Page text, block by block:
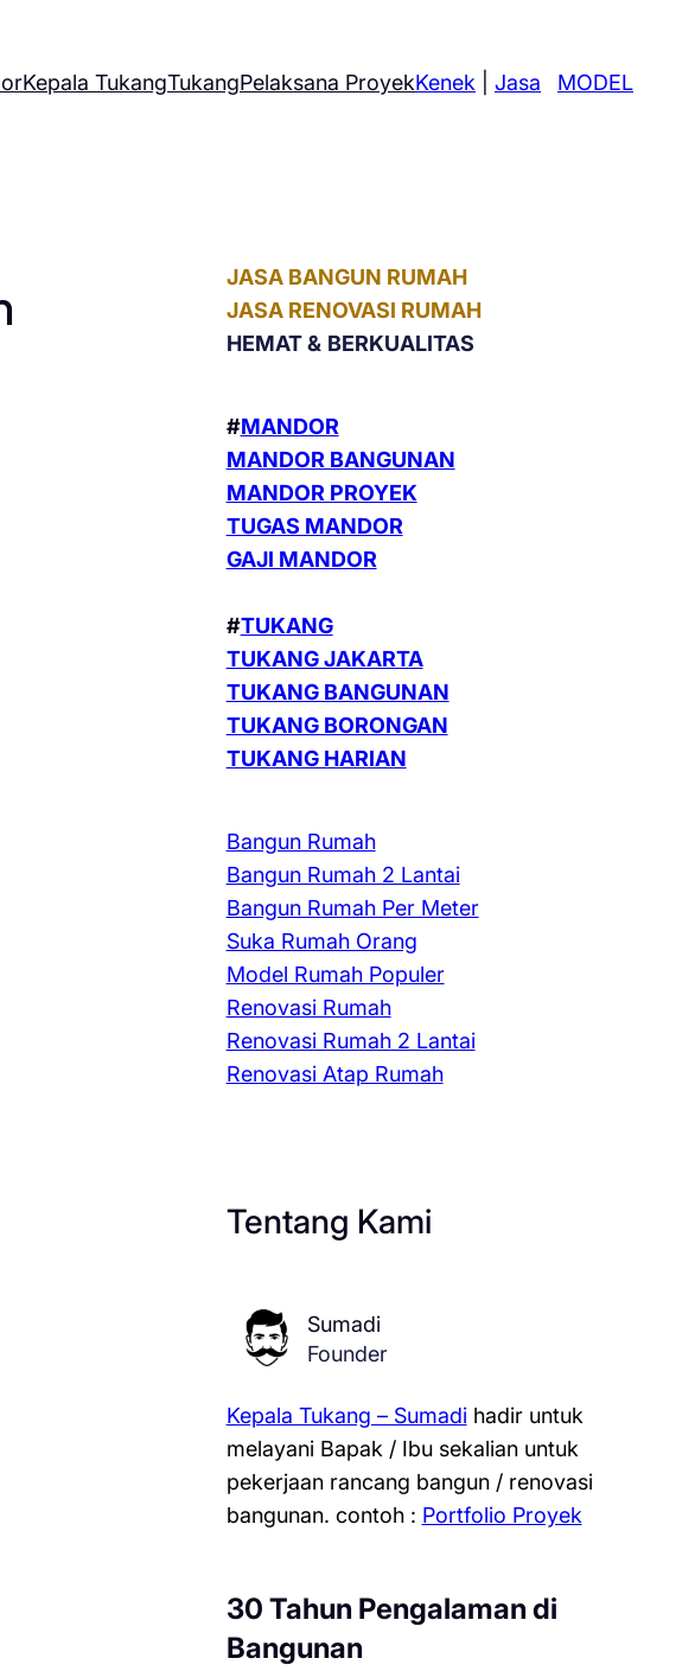
Kepala TukangTukangPelaksana ProyekKenek |Jasa MODEL
JASA BANGUN RUMAH
JASA RENOVASI RUMAH
HEMAT & BERKUALITAS
#MANDOR
MANDOR BANGUNAN
MANDOR PROYEK
TUGAS MANDOR
GAJI MANDOR
#TUKANG
TUKANG JAKARTA
TUKANG BANGUNAN
TUKANG BORONGAN
TUKANG HARIAN
Bangun Rumah
Bangun Rumah 2 Lantai
Bangun Rumah Per Meter
Suka Rumah Orang
Model Rumah Populer
Renovasi Rumah
Renovasi Rumah 2 Lantai
Renovasi Atap Rumah
Tentang Kami
Sumadi
Founder
Kepala Tukang – Sumadihadir untuk
melayani Bapak / Ibu sekalian untuk
pekerjaan rancang bangun / renovasi
bangunan. contoh : Portfolio Proyek
30 Tahun Pengalaman di
Bangunan